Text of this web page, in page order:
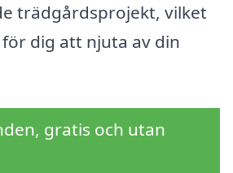
trädgårdsprojekt, vilket
dig att njuta av din
gratis och utan